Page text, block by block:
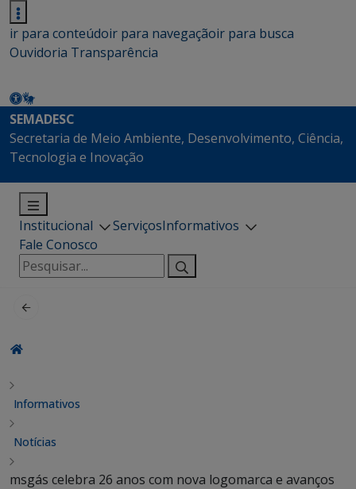
ir para conteúdoir para navegaçãoir para busca
Ouvidoria Transparência
SEMADESC
Secretaria de Meio Ambiente, Desenvolvimento, Ciência,
Tecnologia e Inovação
Institucional ServiçosInformativos
Fale Conosco
Pesquisar
por:
Informativos
Notícias
msgás celebra 26 anos com nova logomarca e avanços